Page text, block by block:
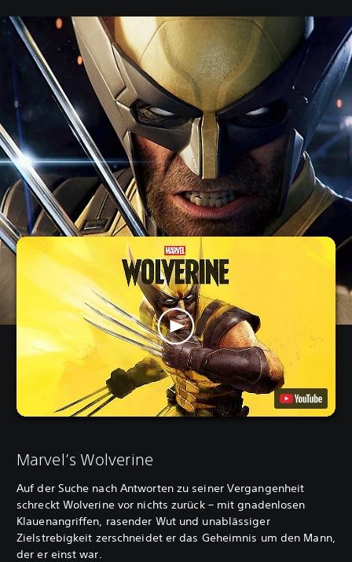
Marvel’s Wolverine
Auf der Suche nach Antworten zu seiner Vergangenheit
schreckt Wolverine vor nichts zurück – mit gnadenlosen
Klauenangriffen, rasender Wut und unablässiger
Zielstrebigkeit zerschneidet er das Geheimnis um den Mann,
der er einst war.